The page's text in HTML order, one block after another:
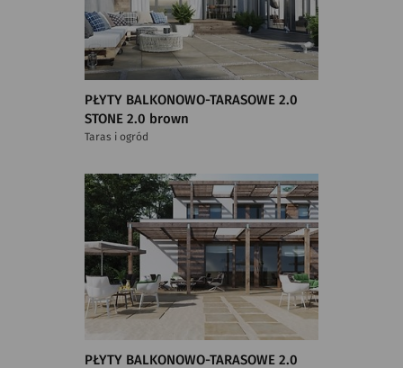
PŁYTY BALKONOWO-TARASOWE 2.0
STONE 2.0 brown
Taras i ogród
PŁYTY BALKONOWO-TARASOWE 2.0